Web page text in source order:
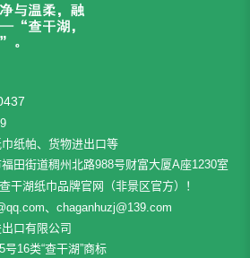
巾纸帕、货物进出口等
田街道稠州北路988号财富大厦A座1230室
干湖纸巾品牌官网（非景区官方）！
、chaganhuzj@139.com
口有限公司
号16类“查干湖”商标